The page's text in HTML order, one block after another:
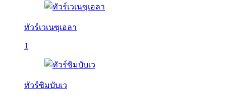
ทัวร์เวเนซุเอลา
1
ทัวร์ซิมบับเว